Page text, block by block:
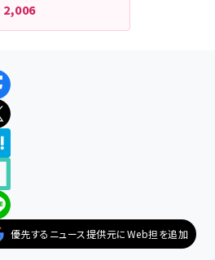
2,006
シェアする
ポストする
LINEで送る
優先するニュース提供元にWeb担を追加